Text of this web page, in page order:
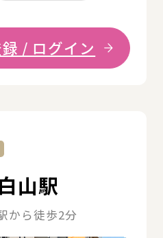
/ ログイン
山駅
から徒歩2分